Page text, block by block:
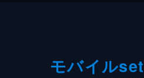
モバイル